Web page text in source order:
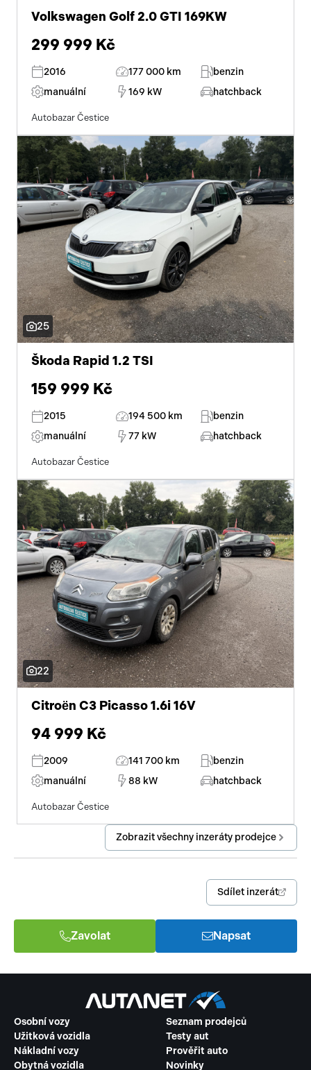
Volkswagen Golf 2.0 GTI 169KW
299 999 Kč
2016 177 000 km
benzin
manuální
169 kW hatchback
Autobazar Čestice
25
Škoda Rapid 1.2 TSI
159 999 Kč
2015 194 500 km
benzin
manuální
77 kW hatchback
Autobazar Čestice
22
Citroën C3 Picasso 1.6i 16V
94 999 Kč
2009 141 700 km
benzin
manuální
88 kW hatchback
Autobazar Čestice
Zobrazit všechny inzeráty prodejce
Sdílet inzerát
Zavolat Napsat
Osobní vozy
Užitková vozidla
Nákladní vozy
Obytná vozidla
Seznam prodejců
Testy aut
Prověřit auto
Novinky